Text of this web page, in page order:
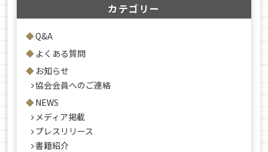
カテゴリー
Q&A
よくある質問
お知らせ
協会会員へのご連絡
NEWS
メディア掲載
プレスリリース
書籍紹介